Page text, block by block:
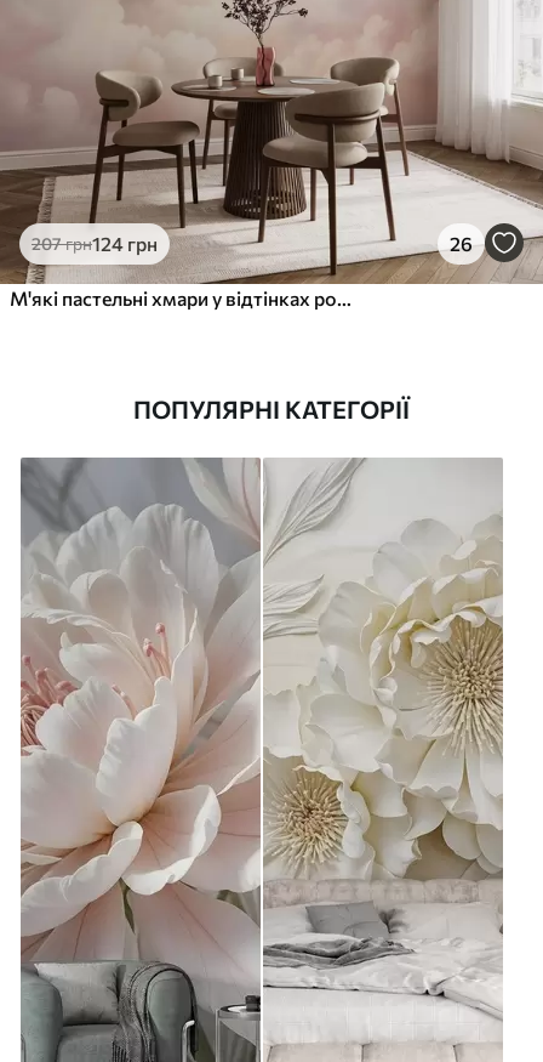
207грн124 грн 26
ПОПУЛЯРНІ КАТЕГОРІЇ